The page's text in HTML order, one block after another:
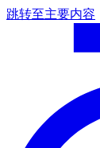
跳转至主要内容